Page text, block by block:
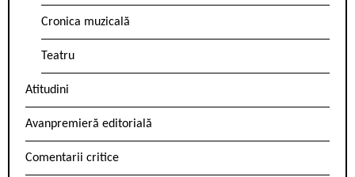
Cronica muzicală
Teatru
Atitudini
Avanpremieră editorială
Comentarii critice